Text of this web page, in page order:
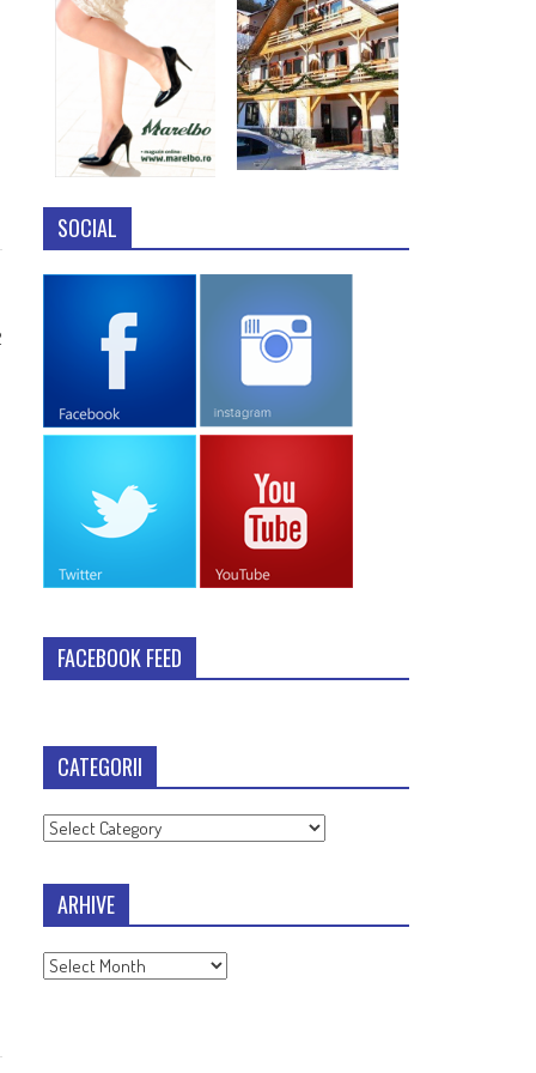
SOCIAL
FACEBOOK FEED
CATEGORII
Categorii
ARHIVE
Arhive